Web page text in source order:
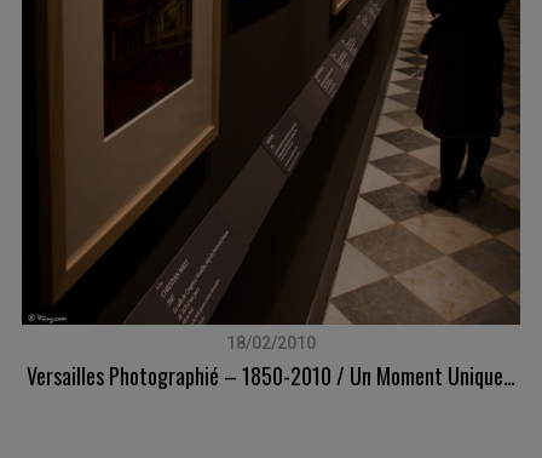
18/02/2010
Versailles Photographié – 1850-2010 / Un Moment Unique…